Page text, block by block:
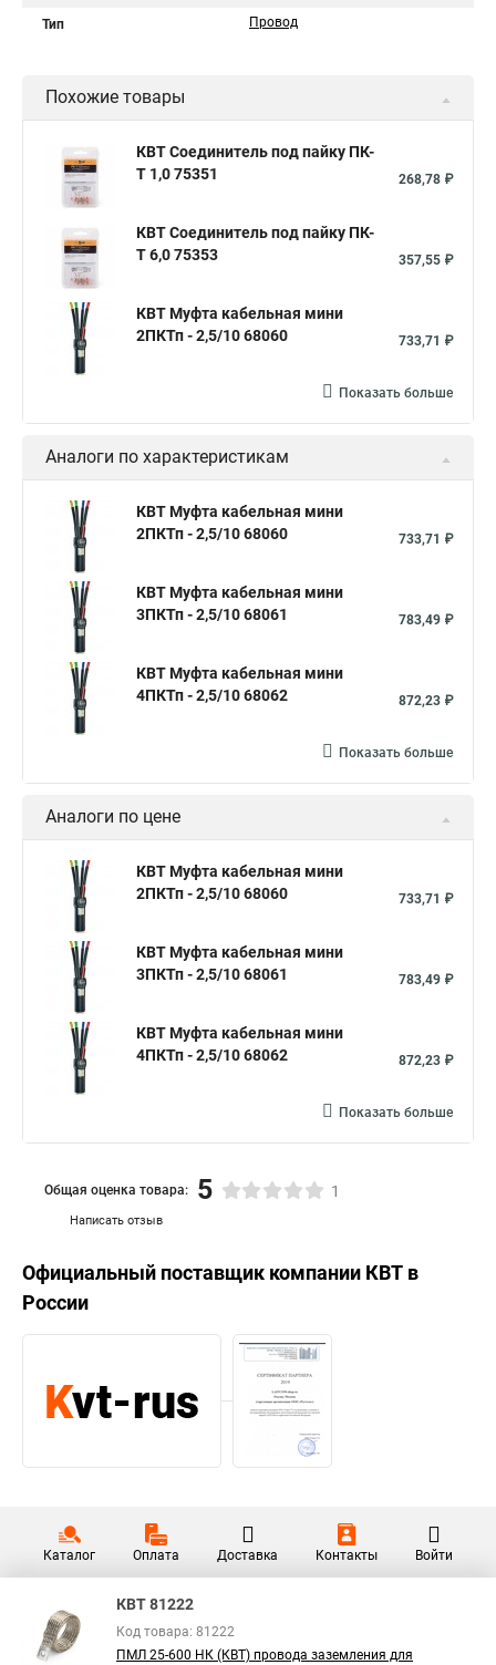
Тип Провод
Похожие товары
КВТ Соединитель под пайку ПК-
Т 1,0 75351
268,78 ₽
КВТ Соединитель под пайку ПК-
Т 6,0 75353
357,55 ₽
КВТ Муфта кабельная мини
2ПКТп - 2,5/10 68060
733,71 ₽
Показать больше
Аналоги по характеристикам
КВТ Муфта кабельная мини
2ПКТп - 2,5/10 68060
733,71 ₽
КВТ Муфта кабельная мини
3ПКТп - 2,5/10 68061
783,49 ₽
КВТ Муфта кабельная мини
4ПКТп - 2,5/10 68062
872,23 ₽
Показать больше
Аналоги по цене
КВТ Муфта кабельная мини
2ПКТп - 2,5/10 68060
733,71 ₽
КВТ Муфта кабельная мини
3ПКТп - 2,5/10 68061
783,49 ₽
КВТ Муфта кабельная мини
4ПКТп - 2,5/10 68062
872,23 ₽
Показать больше
Написать отзыв
Общая оценка товара: 5 1
Официальный поставщик компании КВТ в
России
Каталог Оплата Доставка Контакты Войти
КВТ 81222
Код товара: 81222
ПМЛ 25-600 НК (КВТ) провода заземления для